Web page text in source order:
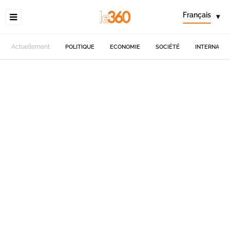
Français ▾
Actuellement POLITIQUE ECONOMIE SOCIÉTÉ